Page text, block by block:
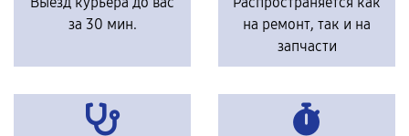
за 30 мин.
на ремонт, так и на
запчасти